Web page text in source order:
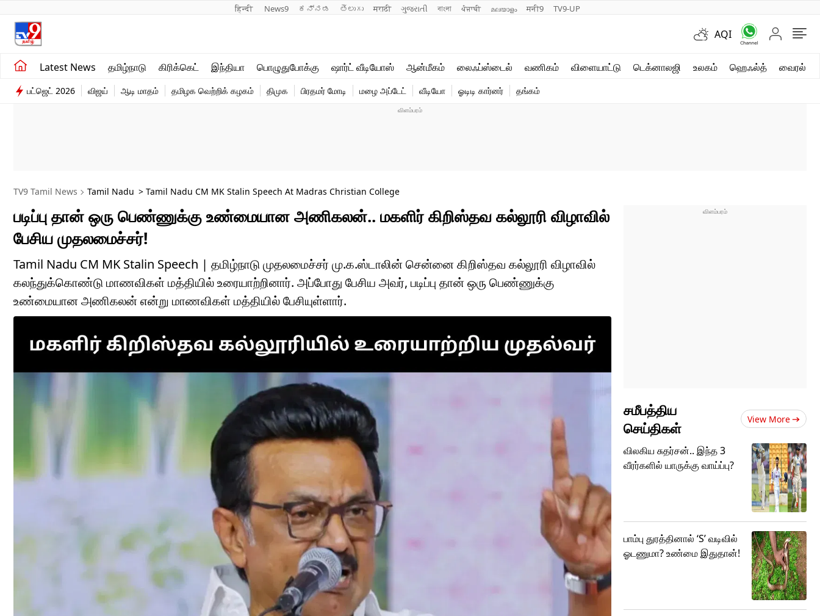
हिन्दी News9 ಕನ್ನಡ తెలుగు मराठी ગુજરાતી বাংলা ਪੰਜਾਬੀ മലയാളം मनी9 TV9-UP
AQI
Latest News தமிழ்நாடு கிரிக்கெட் இந்தியா பொழுதுபோக்கு ஷார்ட் வீடியோஸ் ஆன்மீகம் லைஃப்ஸ்டைல் வணிகம் விளையாட்டு டெக்னாலஜி உலகம் ஹெஃல்த் வைரல்
சமீபத்திய செய்திகள்
தமிழ்நாடு
விளையாட்டு
வணிகம்
வைரல்
பட்ஜெட் 2026 விஜய் ஆடி மாதம் தமிழக வெற்றிக் கழகம் திமுக பிரதமர் மோடி மழை அப்டேட் வீடியோ ஓடிடி கார்னர் தங்கம்
TV9 Tamil News Tamil Nadu > Tamil Nadu CM MK Stalin Speech At Madras Christian College
படிப்பு தான் ஒரு பெண்ணுக்கு உண்மையான அணிகலன்.. மகளிர் கிறிஸ்தவ கல்லூரி விழாவில்
பேசிய முதலமைச்சர்!
Tamil Nadu CM MK Stalin Speech | தமிழ்நாடு முதலமைச்சர் மு.க.ஸ்டாலின் சென்னை கிறிஸ்தவ கல்லூரி விழாவில்
கலந்துக்கொண்டு மாணவிகள் மத்தியில் உரையாற்றினார். அப்போது பேசிய அவர், படிப்பு தான் ஒரு பெண்ணுக்கு
உண்மையான அணிகலன் என்று மாணவிகள் மத்தியில் பேசியுள்ளார்.
சமீபத்திய
செய்திகள்
View More
விலகிய சுதர்சன்.. இந்த 3
வீரர்களில் யாருக்கு வாய்ப்பு?
பாம்பு துரத்தினால் ‘S’ வடிவில்
ஓடணுமா? உண்மை இதுதான்!